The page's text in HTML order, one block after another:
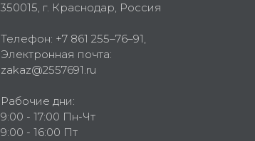
350015, г. Краснодар, Россия
Телефон: +7 861 255–76–91,
Электронная почта:
zakaz@2557691.ru
Рабочие дни:
9:00 - 17:00 Пн-Чт
9:00 - 16:00 Пт